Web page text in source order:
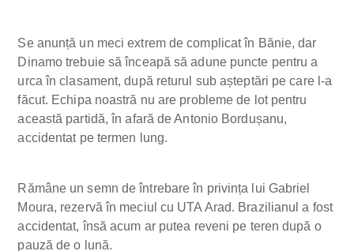
Se anunță un meci extrem de complicat în Bănie, dar
Dinamo trebuie să înceapă să adune puncte pentru a
urca în clasament, după returul sub așteptări pe care l-a
făcut. Echipa noastră nu are probleme de lot pentru
această partidă, în afară de Antonio Bordușanu,
accidentat pe termen lung.
Rămâne un semn de întrebare în privința lui Gabriel
Moura, rezervă în meciul cu UTA Arad. Brazilianul a fost
accidentat, însă acum ar putea reveni pe teren după o
pauză de o lună.